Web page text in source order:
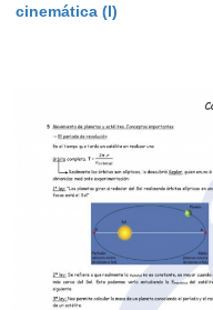
cinemática (I)